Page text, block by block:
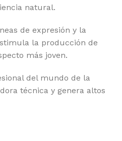
natural.
de expresión y la
la producción de
más joven.
del mundo de la
técnica y genera altos